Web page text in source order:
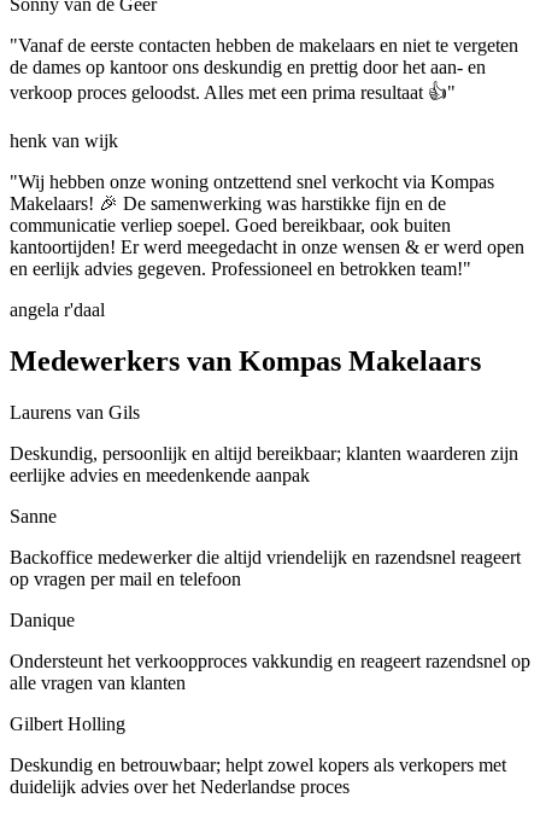
Sonny van de Geer
"Vanaf de eerste contacten hebben de makelaars en niet te vergeten
de dames op kantoor ons deskundig en prettig door het aan- en
verkoop proces geloodst. Alles met een prima resultaat 👍"
henk van wijk
"Wij hebben onze woning ontzettend snel verkocht via Kompas
Makelaars! 🎉 De samenwerking was harstikke fijn en de
communicatie verliep soepel. Goed bereikbaar, ook buiten
kantoortijden! Er werd meegedacht in onze wensen & er werd open
en eerlijk advies gegeven. Professioneel en betrokken team!"
angela r'daal
Medewerkers van Kompas Makelaars
Laurens van Gils
Deskundig, persoonlijk en altijd bereikbaar; klanten waarderen zijn
eerlijke advies en meedenkende aanpak
Sanne
Backoffice medewerker die altijd vriendelijk en razendsnel reageert
op vragen per mail en telefoon
Danique
Ondersteunt het verkoopproces vakkundig en reageert razendsnel op
alle vragen van klanten
Gilbert Holling
Deskundig en betrouwbaar; helpt zowel kopers als verkopers met
duidelijk advies over het Nederlandse proces